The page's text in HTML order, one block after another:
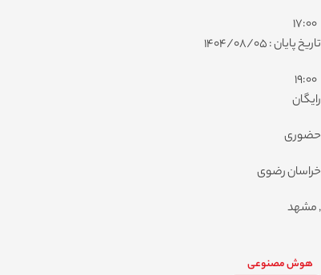
17:00
تاریخ پایان : 1404/08/05
19:00
رایگان
حضوری
خراسان رضوی
, مشهد
هوش مصنوعی